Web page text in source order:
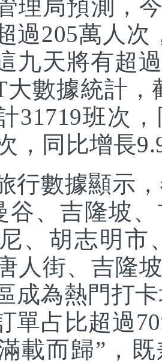
理局預測，
過205萬人次
九天將有超
大數據統計
31719班次
，同比增長
數據顯示，
谷、吉隆坡
、胡志明市
人街、吉隆
成為熱門打
單占比超過
載而歸”，